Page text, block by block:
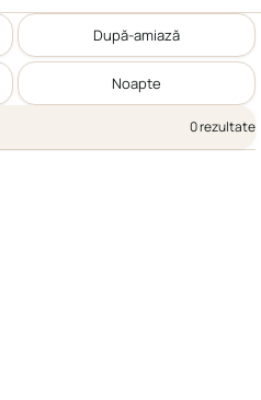
După-amiază
Noapte
0 rezultate